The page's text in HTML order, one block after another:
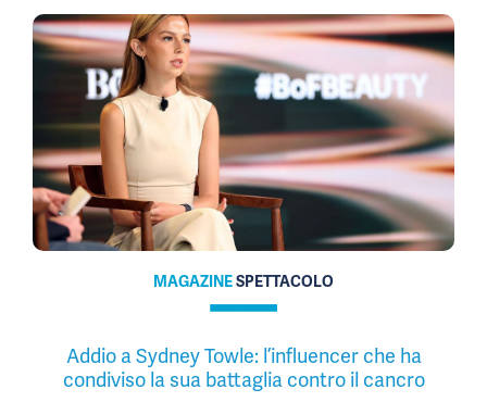
MAGAZINESPETTACOLO
Addio a Sydney Towle: l’influencer che ha
condiviso la sua battaglia contro il cancro